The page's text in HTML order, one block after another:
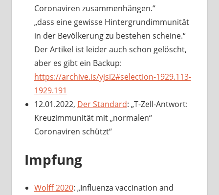
Coronaviren zusammenhängen.“
„dass eine gewisse Hintergrundimmunität
in der Bevölkerung zu bestehen scheine.“
Der Artikel ist leider auch schon gelöscht,
aber es gibt ein Backup:
https://archive.is/yjsi2#selection-1929.113-
1929.191
12.01.2022, Der Standard: „T-Zell-Antwort:
Kreuzimmunität mit „normalen“
Coronaviren schützt“
Impfung
Wolff 2020: „Influenza vaccination and